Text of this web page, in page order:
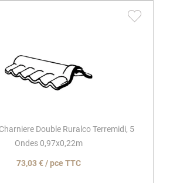
Double Ruralco Terremidi, 5
Ondes 0,97x0,22m
73,03 € / pce TTC